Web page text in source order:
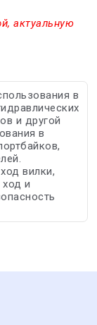
актуальную
в
и другой
в
вилки,
и